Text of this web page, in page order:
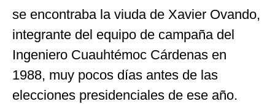
se encontraba la viuda de Xavier Ovando,
integrante del equipo de campaña del
Ingeniero Cuauhtémoc Cárdenas en
1988, muy pocos días antes de las
elecciones presidenciales de ese año.